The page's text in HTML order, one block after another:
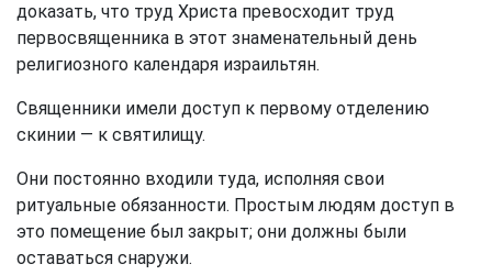
доказать, что труд Христа превосходит труд
первосвященника в этот знаменательный день
религиозного календаря израильтян.
Священники имели доступ к первому отделению
скинии — к святилищу.
Они постоянно входили туда, исполняя свои
ритуальные обязанности. Простым людям доступ в
это помещение был закрыт; они должны были
оставаться снаружи.